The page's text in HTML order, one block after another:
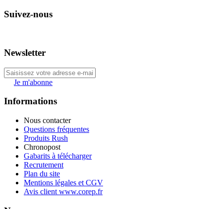
Suivez-nous
Newsletter
Je m'abonne
Informations
Nous contacter
Questions fréquentes
Produits Rush
Chronopost
Gabarits à télécharger
Recrutement
Plan du site
Mentions légales et CGV
Avis client www.corep.fr